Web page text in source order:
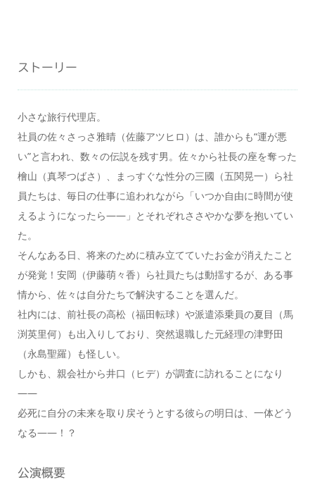
ストーリー
小さな旅行代理店。
社員の佐々さっさ雅晴（佐藤アツヒロ）は、誰からも“運が悪
い”と言われ、数々の伝説を残す男。佐々から社長の座を奪った
檜山（真琴つばさ）、まっすぐな性分の三國（五関晃一）ら社
員たちは、毎日の仕事に追われながら「いつか自由に時間が使
えるようになったら――」とそれぞれささやかな夢を抱いてい
た。
そんなある日、将来のために積み立てていたお金が消えたこと
が発覚！安岡（伊藤萌々香）ら社員たちは動揺するが、ある事
情から、佐々は自分たちで解決することを選んだ。
社内には、前社長の高松（福田転球）や派遣添乗員の夏目（馬
渕英里何）も出入りしており、突然退職した元経理の津野田
（永島聖羅）も怪しい。
しかも、親会社から井口（ヒデ）が調査に訪れることになり
――
必死に自分の未来を取り戻そうとする彼らの明日は、一体どう
なる――！？
公演概要